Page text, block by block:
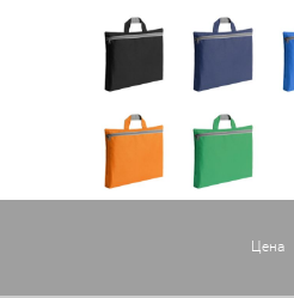
Цена